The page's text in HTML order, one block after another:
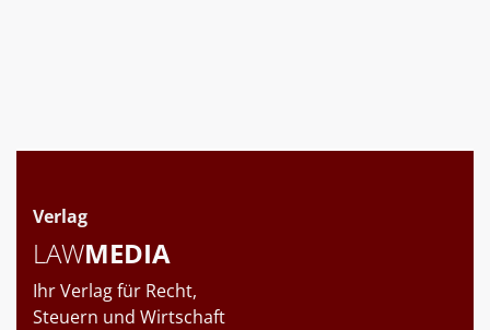
Verlag
LAWMEDIA
Ihr Verlag für Recht,
Steuern und Wirtschaft